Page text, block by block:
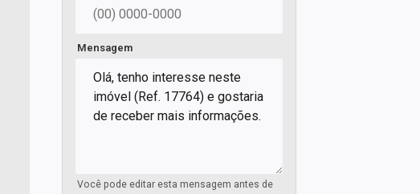
Mensagem
Você pode editar esta mensagem antes de